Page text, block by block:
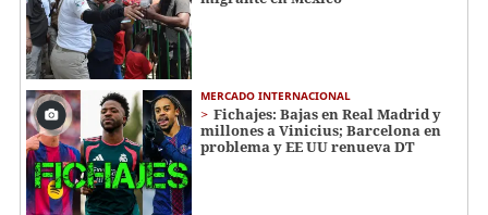
MERCADO INTERNACIONAL
Fichajes: Bajas en Real Madrid y
millones a Vinicius; Barcelona en
problema y EE UU renueva DT